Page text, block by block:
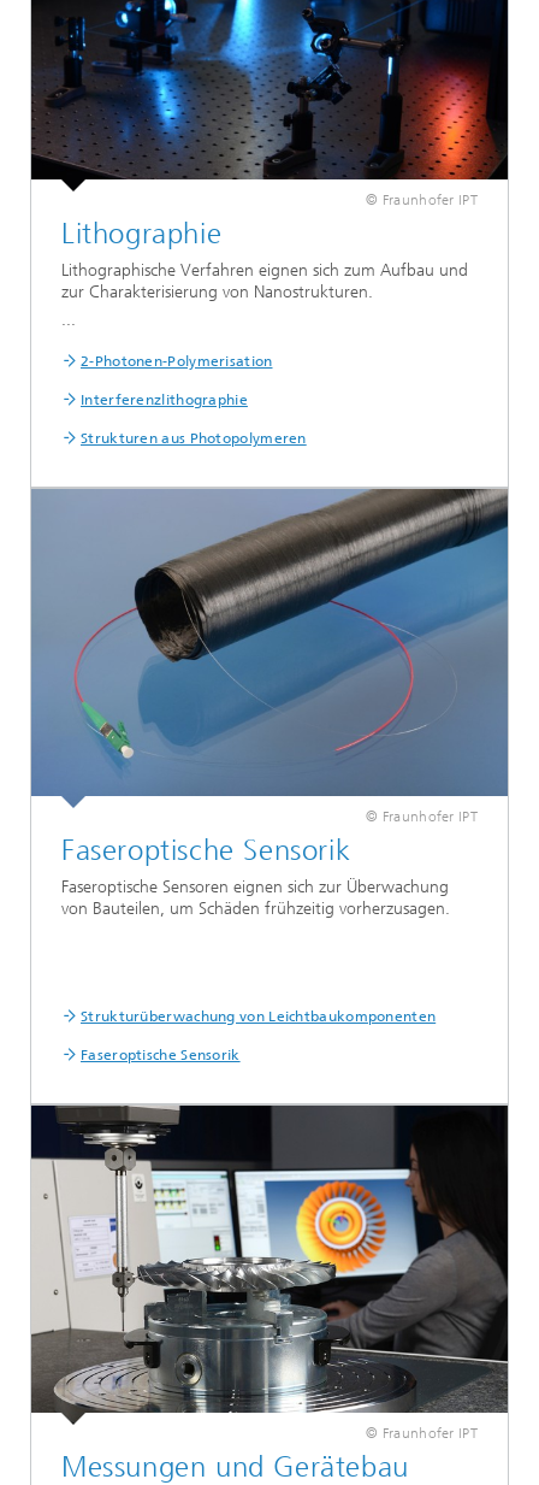
© Fraunhofer IPT
Lithographie
Lithographische Verfahren eignen sich zum Aufbau und
zur Charakterisierung von Nanostrukturen.
...
2-Photonen-Polymerisation
Interferenzlithographie
Strukturen aus Photopolymeren
© Fraunhofer IPT
Faseroptische Sensorik
Faseroptische Sensoren eignen sich zur Überwachung
von Bauteilen, um Schäden frühzeitig vorherzusagen.
Strukturüberwachung von Leichtbaukomponenten
Faseroptische Sensorik
© Fraunhofer IPT
Messungen und Gerätebau